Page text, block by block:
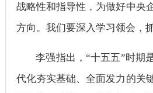
战略性和指导性，为做好中央
方向。我们要深入学习领会，
李强指出，“十五五”时期
代化夯实基础、全面发力的关